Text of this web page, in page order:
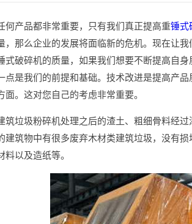
何产品都非常重要，只有我们真正提高重锤式
，那么企业的发展将面临新的危机。现在让
式破碎机的质量，如果我们想要不断提高自
点是我们的前提和基础。技术改进是提高产
面。这对您自己的考虑非常重要。
筑垃圾粉碎机处理之后的渣土、粗细骨料经
建筑物中有很多废弃木材类建筑垃圾，没有
料以及造纸等。